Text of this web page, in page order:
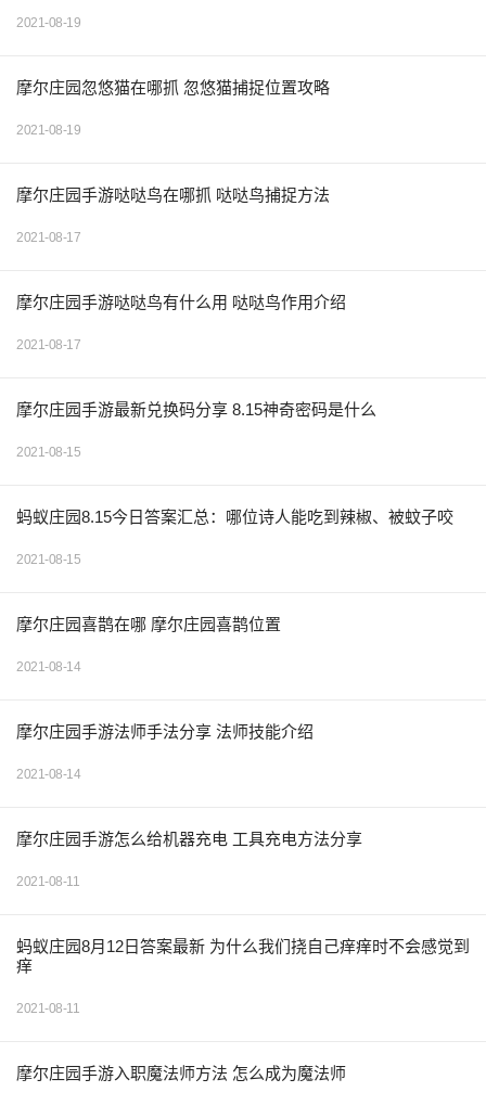
2021-08-19
摩尔庄园忽悠猫在哪抓 忽悠猫捕捉位置攻略
2021-08-19
摩尔庄园手游哒哒鸟在哪抓 哒哒鸟捕捉方法
2021-08-17
摩尔庄园手游哒哒鸟有什么用 哒哒鸟作用介绍
2021-08-17
摩尔庄园手游最新兑换码分享 8.15神奇密码是什么
2021-08-15
蚂蚁庄园8.15今日答案汇总：哪位诗人能吃到辣椒、被蚊子咬
2021-08-15
摩尔庄园喜鹊在哪 摩尔庄园喜鹊位置
2021-08-14
摩尔庄园手游法师手法分享 法师技能介绍
2021-08-14
摩尔庄园手游怎么给机器充电 工具充电方法分享
2021-08-11
蚂蚁庄园8月12日答案最新 为什么我们挠自己痒痒时不会感觉到
痒
2021-08-11
摩尔庄园手游入职魔法师方法 怎么成为魔法师